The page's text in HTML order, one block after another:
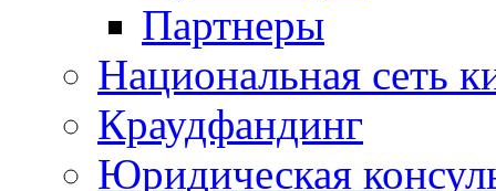
Партнеры
Национальная сеть
Краудфандинг
Юридическая